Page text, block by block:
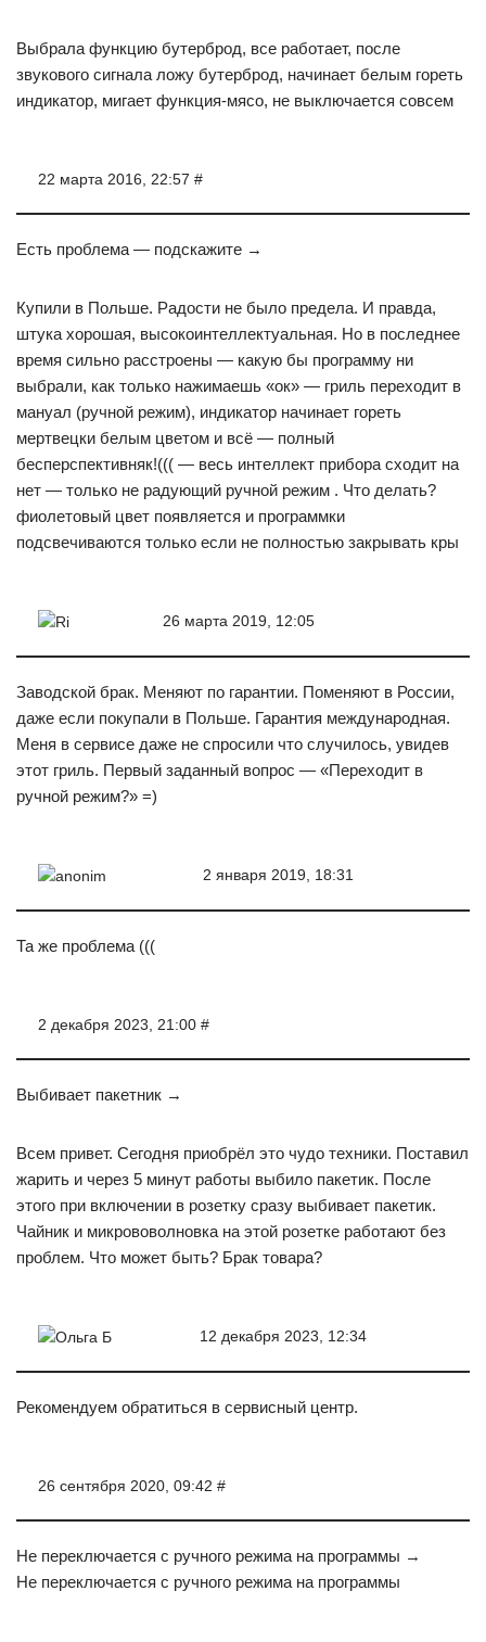
Выбрала функцию бутерброд, все работает, после
звукового сигнала ложу бутерброд, начинает белым гореть
индикатор, мигает функция-мясо, не выключается совсем
22 марта 2016, 22:57 #
Есть проблема — подскажите →
Купили в Польше. Радости не было предела. И правда,
штука хорошая, высокоинтеллектуальная. Но в последнее
время сильно расстроены — какую бы программу ни
выбрали, как только нажимаешь «ок» — гриль переходит в
мануал (ручной режим), индикатор начинает гореть
мертвецки белым цветом и всё — полный
бесперспективняк!((( — весь интеллект прибора сходит на
нет — только не радующий ручной режим . Что делать?
фиолетовый цвет появляется и программки
подсвечиваются только если не полностью закрывать кры
Ri 26 марта 2019, 12:05
Заводской брак. Меняют по гарантии. Поменяют в России,
даже если покупали в Польше. Гарантия международная.
Меня в сервисе даже не спросили что случилось, увидев
этот гриль. Первый заданный вопрос — «Переходит в
ручной режим?» =)
anonim 2 января 2019, 18:31
Та же проблема (((
2 декабря 2023, 21:00 #
Выбивает пакетник →
Всем привет. Сегодня приобрёл это чудо техники. Поставил
жарить и через 5 минут работы выбило пакетик. После
этого при включении в розетку сразу выбивает пакетик.
Чайник и микрововолновка на этой розетке работают без
проблем. Что может быть? Брак товара?
Ольга Б 12 декабря 2023, 12:34
Рекомендуем обратиться в сервисный центр.
26 сентября 2020, 09:42 #
Не переключается с ручного режима на программы →
Не переключается с ручного режима на программы